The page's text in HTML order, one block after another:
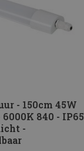
- 150cm 45W
840 - IP65
-